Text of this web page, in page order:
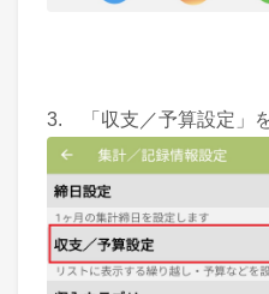
3. 「収支／予算設定」を